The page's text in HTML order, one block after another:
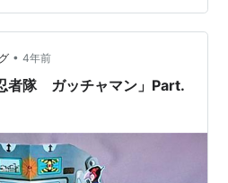
。トップ・ドームを ひらけ！
• 4年前
者隊 ガッチャマン」Part.